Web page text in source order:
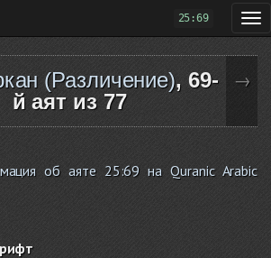
25:69
(Различение), 69-
й аят из 77
→
об аяте 25:69 на Quranic Arabic